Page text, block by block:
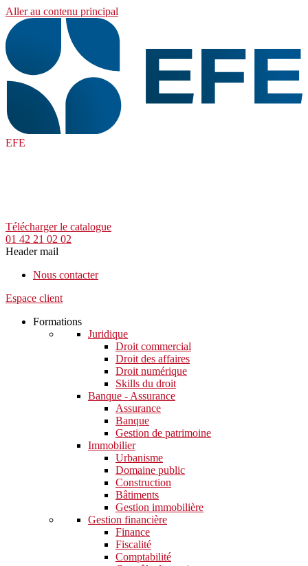
Aller au contenu principal
EFE
Télécharger le catalogue
01 42 21 02 02
Header mail
Nous contacter
Espace client
Formations
Juridique
Droit commercial
Droit des affaires
Droit numérique
Skills du droit
Banque - Assurance
Assurance
Banque
Gestion de patrimoine
Immobilier
Urbanisme
Domaine public
Construction
Bâtiments
Gestion immobilière
Gestion financière
Finance
Fiscalité
Comptabilité